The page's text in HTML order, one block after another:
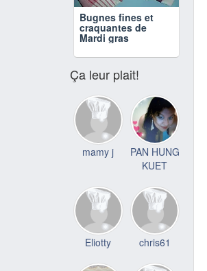
Bugnes fines et
craquantes de
Mardi gras
Ça leur plait!
mamy j
PAN HUNG
KUET
Eliotty chris61